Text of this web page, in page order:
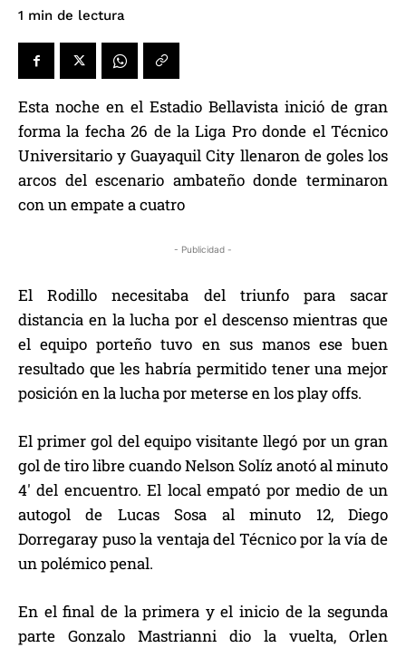
1 min de lectura
Esta noche en el Estadio Bellavista inició de gran
forma la fecha 26 de la Liga Pro donde el Técnico
Universitario y Guayaquil City llenaron de goles los
arcos del escenario ambateño donde terminaron
con un empate a cuatro
- Publicidad -
El Rodillo necesitaba del triunfo para sacar
distancia en la lucha por el descenso mientras que
el equipo porteño tuvo en sus manos ese buen
resultado que les habría permitido tener una mejor
posición en la lucha por meterse en los play offs.
El primer gol del equipo visitante llegó por un gran
gol de tiro libre cuando Nelson Solíz anotó al minuto
4′ del encuentro. El local empató por medio de un
autogol de Lucas Sosa al minuto 12, Diego
Dorregaray puso la ventaja del Técnico por la vía de
un polémico penal.
En el final de la primera y el inicio de la segunda
parte Gonzalo Mastrianni dio la vuelta, Orlen